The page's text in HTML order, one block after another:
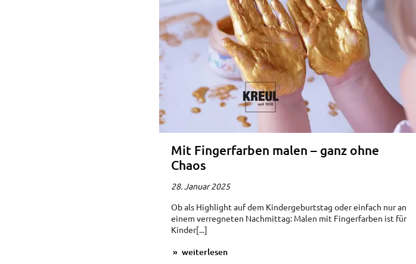
Mit Fingerfarben malen – ganz ohne
Chaos
28. Januar 2025
Ob als Highlight auf dem Kindergeburtstag oder einfach nur an
einem verregneten Nachmittag: Malen mit Fingerfarben ist für
Kinder[...]
weiterlesen